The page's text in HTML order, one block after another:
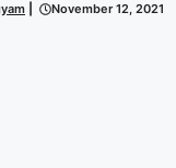
November 12, 2021